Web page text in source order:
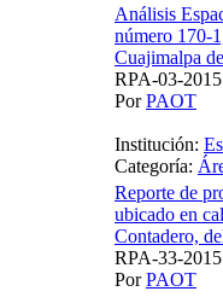
Análisis
número 170-
Cuajimalpa
RPA-03-2015
PorPAOT
Institución:
Categoría:
Reporte de
ubicado en
Contadero,
RPA-33-2015
PorPAOT